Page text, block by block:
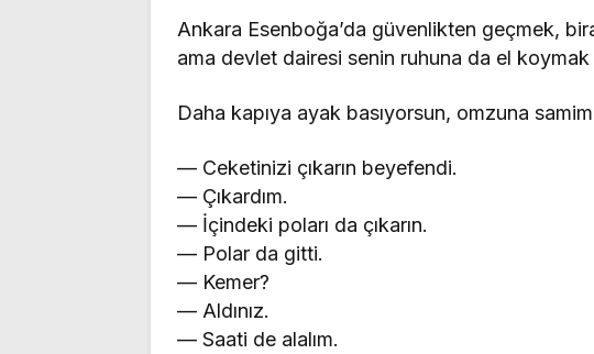
Ankara Esenboğa’da güvenlikten geçmek,
ama devlet dairesi senin ruhuna da el koymak
Daha kapıya ayak basıyorsun, omzuna
— Ceketinizi çıkarın beyefendi.
— Çıkardım.
— İçindeki poları da çıkarın.
— Polar da gitti.
— Kemer?
— Aldınız.
— Saati de alalım.